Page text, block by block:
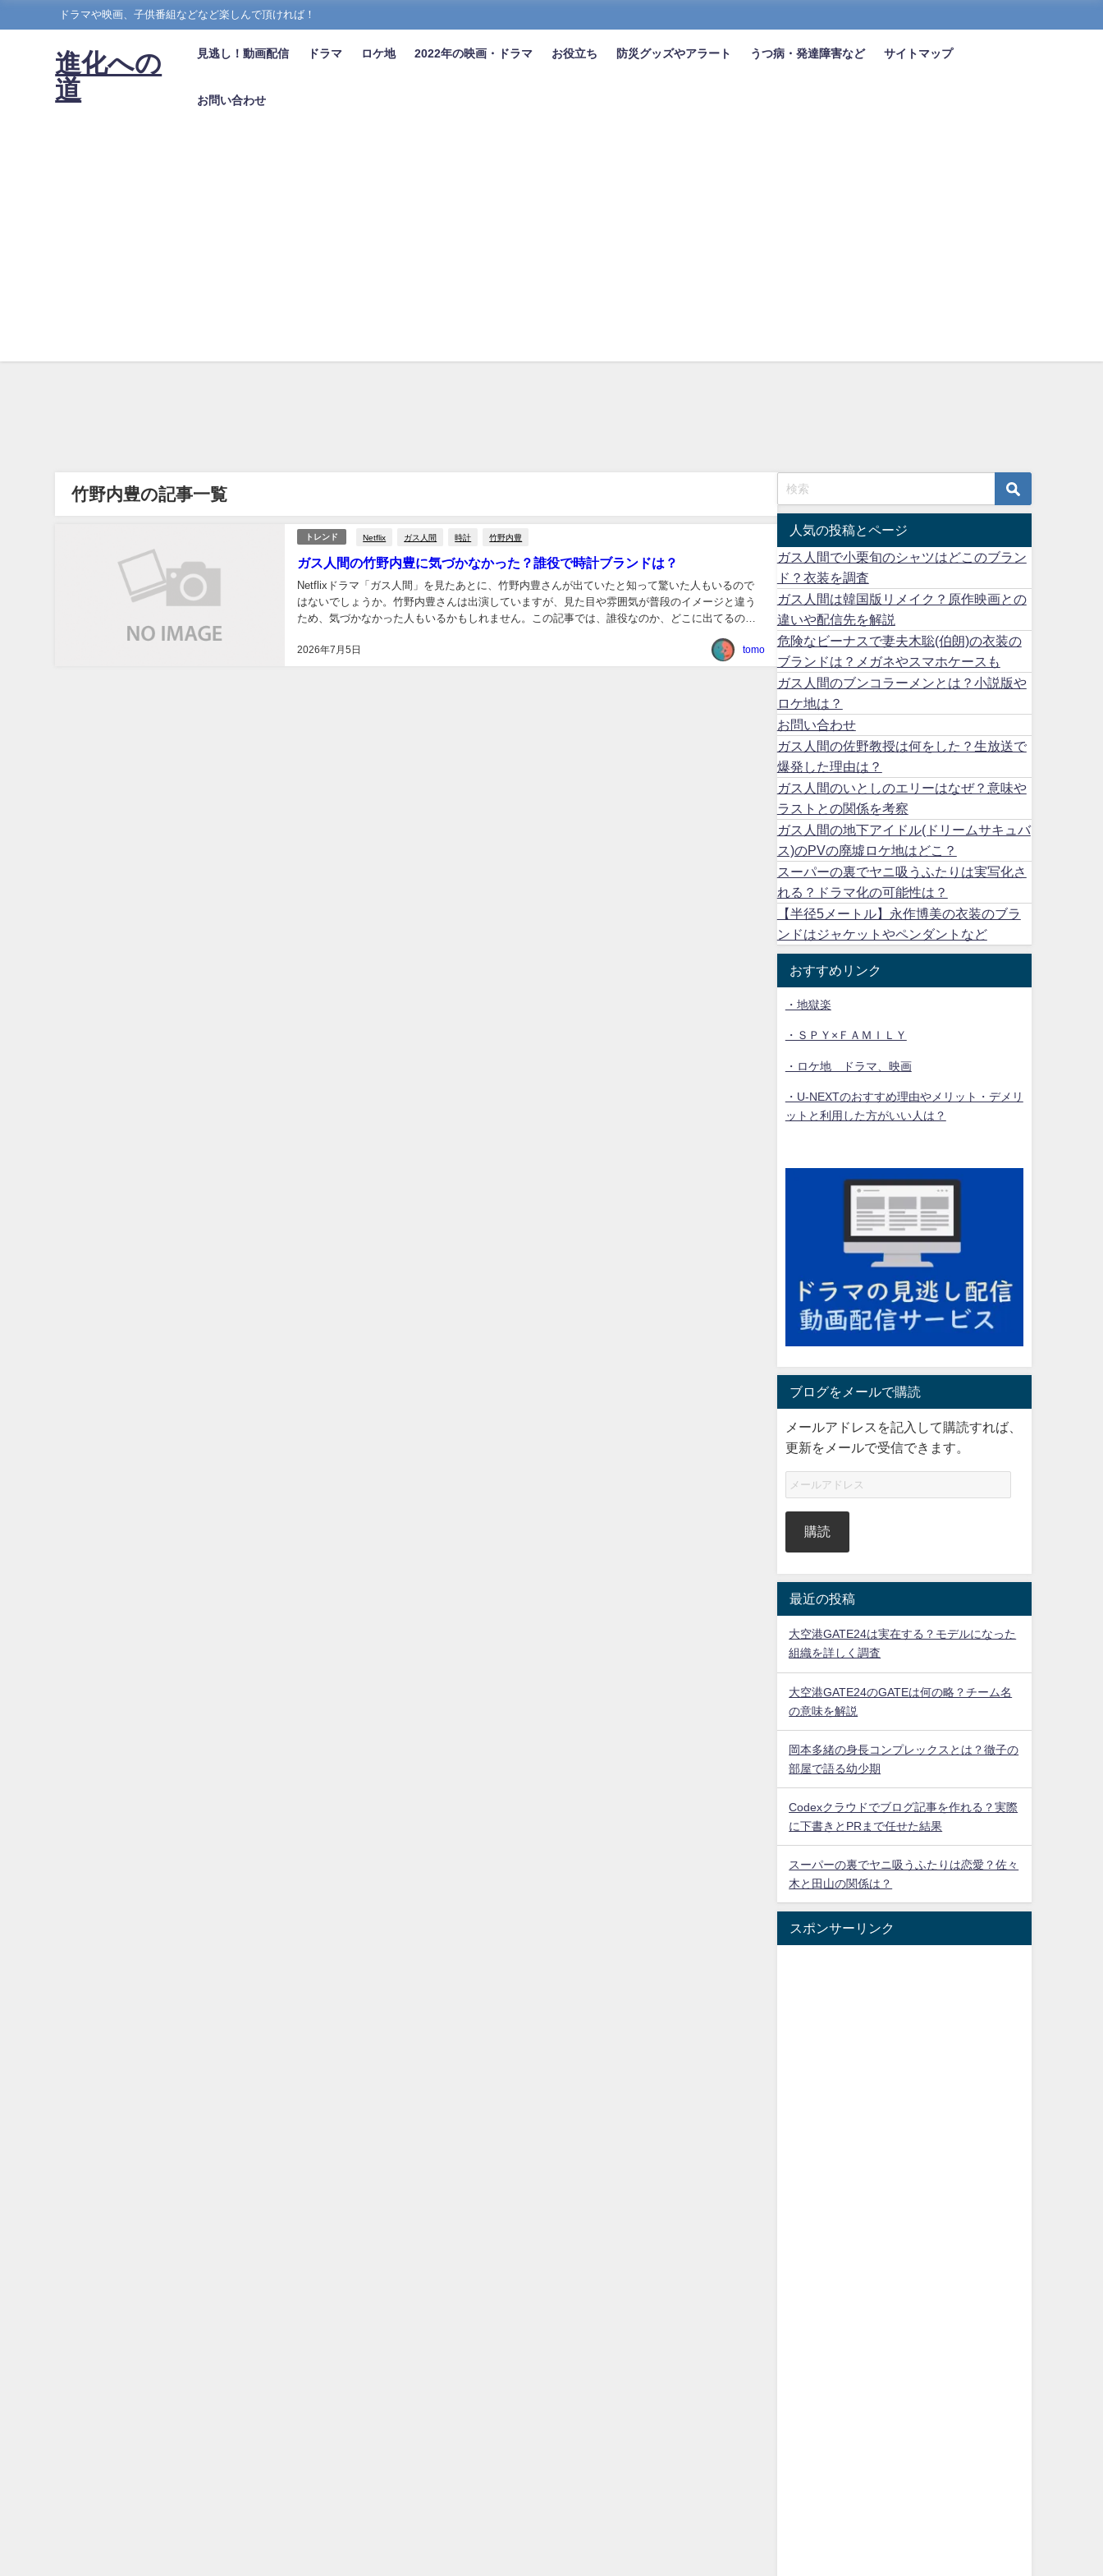
ドラマや映画、子供番組などなど楽しんで頂ければ！
進化への
道
見逃し！動画配信 ドラマ ロケ地 2022年の映画・ドラマ お役立ち 防災グッズやアラート うつ病・発達障害など サイトマップ
お問い合わせ
竹野内豊の記事一覧
トレンド Netflix ガス人間 時計 竹野内豊
ガス人間の竹野内豊に気づかなかった？誰役で時計ブランドは？
2026年7月5日
Netflixドラマ「ガス人間」を見たあとに、竹野内豊さんが出ていたと知って驚いた人もいるので
はないでしょうか。竹野内豊さんは出演していますが、見た目や雰囲気が普段のイメージと違う
ため、気づかなかった人もいるかもしれません。この記事では、誰役なのか、どこに出てるの
tomo
人気の投稿とページ
ガス人間で小栗旬のシャツはどこのブラン
ド？衣装を調査
ガス人間は韓国版リメイク？原作映画との
違いや配信先を解説
危険なビーナスで妻夫木聡(伯朗)の衣装の
ブランドは？メガネやスマホケースも
ガス人間のブンコラーメンとは？小説版や
ロケ地は？
お問い合わせ
ガス人間の佐野教授は何をした？生放送で
爆発した理由は？
ガス人間のいとしのエリーはなぜ？意味や
ラストとの関係を考察
ガス人間の地下アイドル(ドリームサキュバ
ス)のPVの廃墟ロケ地はどこ？
スーパーの裏でヤニ吸うふたりは実写化さ
れる？ドラマ化の可能性は？
【半径5メートル】永作博美の衣装のブラ
ンドはジャケットやペンダントなど
おすすめリンク
・地獄楽
・ＳＰＹ×ＦＡＭＩＬＹ
・ロケ地 ドラマ、映画
・U-NEXTのおすすめ理由やメリット・デメリ
ットと利用した方がいい人は？
ブログをメールで購読
メールアドレスを記入して購読すれば、
更新をメールで受信できます。
購読
最近の投稿
大空港GATE24は実在する？モデルになった
組織を詳しく調査
大空港GATE24のGATEは何の略？チーム名
の意味を解説
岡本多緒の身長コンプレックスとは？徹子の
部屋で語る幼少期
Codexクラウドでブログ記事を作れる？実際
に下書きとPRまで任せた結果
スーパーの裏でヤニ吸うふたりは恋愛？佐々
木と田山の関係は？
スポンサーリンク